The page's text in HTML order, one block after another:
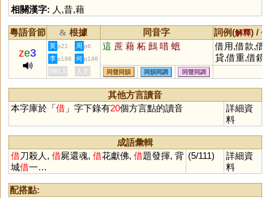
相關漢字: 人,昔,藉
粵語音節 & 根據 同音字 詞例(解釋) /
ze3
黃 p21 周 p6 這 蔗 藉 柘 鷓 唶 蟅
借用,借款,借
貸,借重,借鏡,
借屍還魂,借
借題發揮,借
借據,借酒澆
借債,借宿,借
殺人,借口
李 p196 何 p146
HKLS 人文 同聲同韻 同韻同調 同聲同調
其他方言讀音
本字庫於「借」字下錄有20個方言點的讀音
詳細資
料
成語彙輯
借刀殺人, 借屍還魂, 借花獻佛, 借題發揮, 背
城借一…
(5/111)
詳細資
料
配搭點: